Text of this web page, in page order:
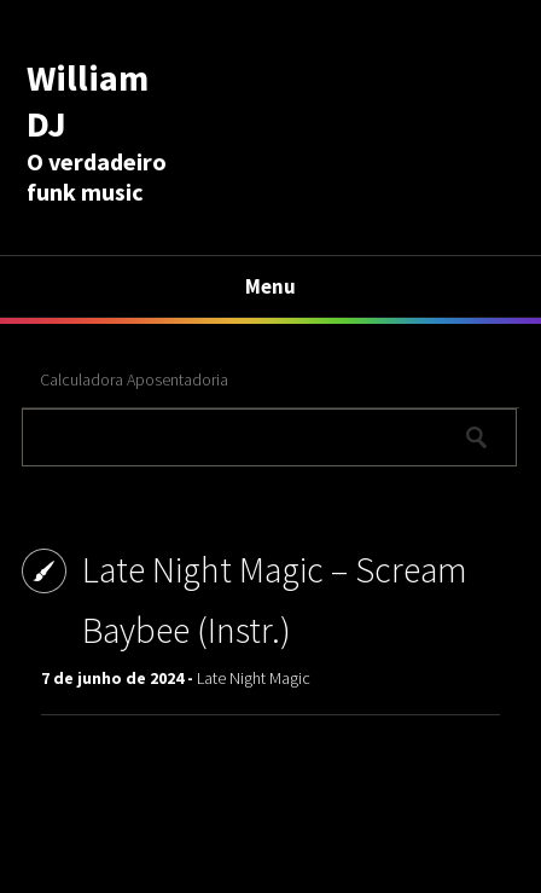
William
DJ
O verdadeiro
funk music
Menu
Calculadora Aposentadoria
Late Night Magic ‎– Scream
Baybee (Instr.)
7 de junho de 2024 - Late Night Magic